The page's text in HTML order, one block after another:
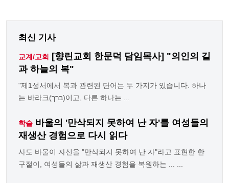
최신 기사
교계/교회 [향린교회 한문덕 담임목사] "의인의 길
과 하늘의 복"
"제1성서에서 복과 관련된 단어는 두 가지가 있습니다. 하나
는 바라크(ברך)이고, 다른 하나는 ...
학술 바울의 '만삭되지 못하여 난 자'를 여성들의
재생산 경험으로 다시 읽다
사도 바울이 자신을 "만삭되지 못하여 난 자"라고 표현한 한
구절이, 여성들의 삶과 재생산 경험을 복원하는 ... ...